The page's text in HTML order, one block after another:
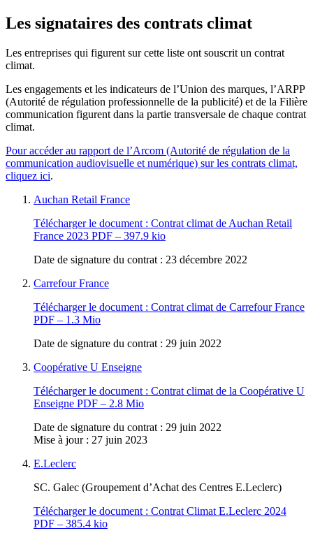
Les signataires des contrats climat
Les entreprises qui figurent sur cette liste ont souscrit un contrat
climat.
Les engagements et les indicateurs de l’Union des marques, l’ARPP
(Autorité de régulation professionnelle de la publicité) et de la Filière
communication figurent dans la partie transversale de chaque contrat
climat.
Pour accéder au rapport de l’Arcom (Autorité de régulation de la
communication audiovisuelle et numérique) sur les contrats climat,
cliquez ici.
Auchan Retail France
Télécharger le document : Contrat climat de Auchan Retail
France 2023 PDF – 397.9 kio
Date de signature du contrat : 23 décembre 2022
Carrefour France
Télécharger le document : Contrat climat de Carrefour France
PDF – 1.3 Mio
Date de signature du contrat : 29 juin 2022
Coopérative U Enseigne
Télécharger le document : Contrat climat de la Coopérative U
Enseigne PDF – 2.8 Mio
Date de signature du contrat : 29 juin 2022
Mise à jour : 27 juin 2023
E.Leclerc
SC. Galec (Groupement d’Achat des Centres E.Leclerc)
Télécharger le document : Contrat Climat E.Leclerc 2024
PDF – 385.4 kio